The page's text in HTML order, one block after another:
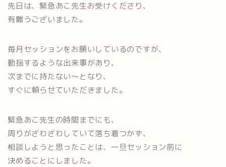
先日は、緊急あこ先生お受けくださり、
有難うございました。
毎月セッションをお願いしているのですが、
動揺するような出来事があり、
次までに持たない〜となり、
すぐに頼らせていただきました。
緊急あこ先生の時間までにも、
周りがざわざわしていて落ち着つかず、
相談しようと思ったことは、一旦セッション前に
決めることにしました。